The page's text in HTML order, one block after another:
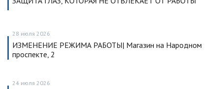
28 июля 2026
ИЗМЕНЕНИЕ РЕЖИМА РАБОТЫ| Магазин на Народном
проспекте, 2
24 июля 2026